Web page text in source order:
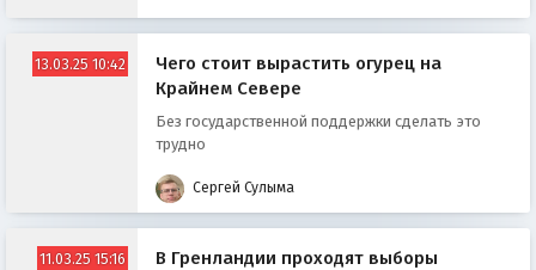
13.03.25 10:42
Чего стоит вырастить огурец на
Крайнем Севере
Без государственной поддержки сделать это
трудно
Сергей Сулыма
11.03.25 15:16 В Гренландии проходят выборы